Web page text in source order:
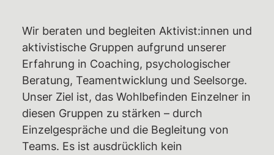
Haftbetreuungen – Aktuelle Infos,
Überblick,
Unterstützungsmöglichkeiten
Weiterbildungsangebote
Wiki des RAZ
Ermittlungsausschuss (EA)
Wir beraten und begleiten Aktivist:innen und
aktivistische Gruppen aufgrund unserer
Erfahrung in Coaching, psychologischer
Beratung, Teamentwicklung und Seelsorge.
Unser Ziel ist, das Wohlbefinden Einzelner in
diesen Gruppen zu stärken – durch
Einzelgespräche und die Begleitung von
Teams. Es ist ausdrücklich kein